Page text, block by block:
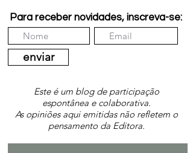
Para receber novidades, inscreva-se:
enviar
Este é um blog de participação
espontânea e colaborativa.
As opiniões aqui emitidas não refletem o
pensamento da Editora.